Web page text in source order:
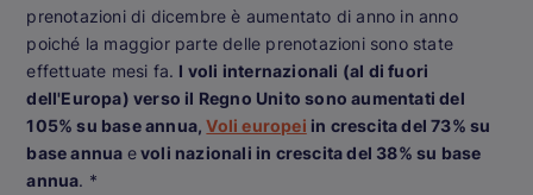
prenotazioni di dicembre è aumentato di anno in anno
poiché la maggior parte delle prenotazioni sono state
effettuate mesi fa. I voli internazionali (al di fuori
dell'Europa) verso il Regno Unito sono aumentati del
105% su base annua,Voli europei in crescita del 73% su
base annua evoli nazionali in crescita del 38% su base
annua. *